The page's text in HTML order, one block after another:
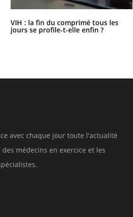
VIH : la fin du comprimé tous les
jours se profile-t-elle enfin ?
avec chaque jour toute l'actualité
médecins en exercice et les